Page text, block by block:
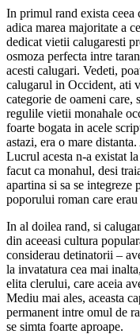
In primul rand exista ceea
adica marea majoritate a
dedicat vietii calugaresti
osmoza perfecta intre
acesti calugari. Vedeti,
calugarul in Occident, ati
categorie de oameni care,
regulile vietii monahale
foarte bogata in acele
astazi, era o mare
Lucrul acesta n-a existat
facut ca monahul, desi
apartina si sa se
poporului roman care
In al doilea rand, si
din aceeasi cultura
considerau detinatorii –
la invatatura cea mai
elita clerului, care aceia
Mediu mai ales, aceasta
permanent intre omul de
se simta foarte aproape.